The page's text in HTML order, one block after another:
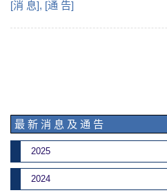
[消 息], [通 告]
最 新 消 息 及 通 告
2025
2024